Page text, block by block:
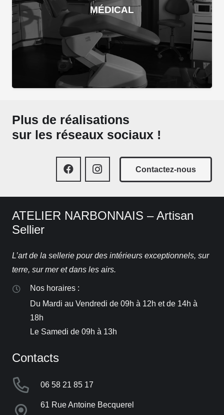
MÉDICAL
Plus de réalisations
sur les réseaux sociaux !
Contactez-nous
ATELIER NARBONNAIS – Artisan
Sellier
L’art de la sellerie pour des intérieurs exceptionnels, sur
terre, sur mer et dans les airs.
Nos horaires :
Du Mardi au Vendredi de 09h à 12h et de 14h à
18h
Le Samedi de 09h à 13h
Contacts
06 58 21 85 17
61 Rue Antoine Becquerel